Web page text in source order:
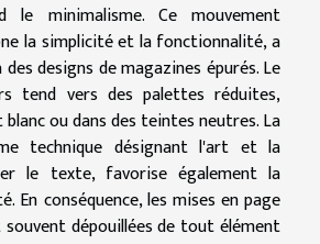
le minimalisme. Ce mouvement
la simplicité et la fonctionnalité, a
designs de magazines épurés. Le
tend vers des palettes réduites,
ou dans des teintes neutres. La
technique désignant l'art et la
le texte, favorise également la
En conséquence, les mises en page
dépouillées de tout élément